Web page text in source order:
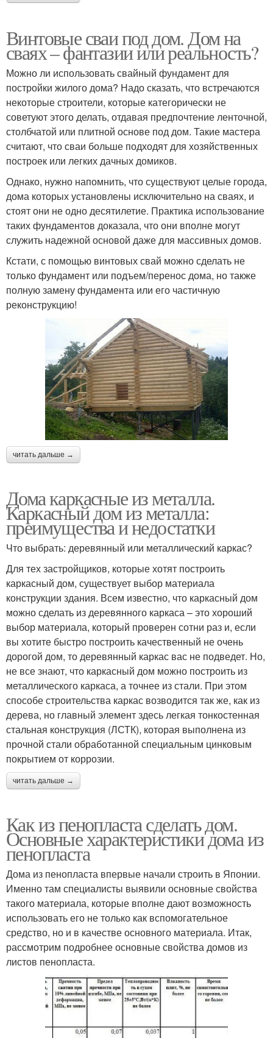
Винтовые сваи под дом. Дом на
сваях – фантазии или реальность?
Можно ли использовать свайный фундамент для
постройки жилого дома? Надо сказать, что встречаются
некоторые строители, которые категорически не
советуют этого делать, отдавая предпочтение ленточной,
столбчатой или плитной основе под дом. Такие мастера
считают, что сваи больше подходят для хозяйственных
построек или легких дачных домиков.
Однако, нужно напомнить, что существуют целые города,
дома которых установлены исключительно на сваях, и
стоят они не одно десятилетие. Практика использование
таких фундаментов доказала, что они вполне могут
служить надежной основой даже для массивных домов.
Кстати, с помощью винтовых свай можно сделать не
только фундамент или подъем/перенос дома, но также
полную замену фундамента или его частичную
реконструкцию!
читать дальше →
Дома каркасные из металла.
Каркасный дом из металла:
преимущества и недостатки
Что выбрать: деревянный или металлический каркас?
Для тех застройщиков, которые хотят построить
каркасный дом, существует выбор материала
конструкции здания. Всем известно, что каркасный дом
можно сделать из деревянного каркаса – это хороший
выбор материала, который проверен сотни раз и, если
вы хотите быстро построить качественный не очень
дорогой дом, то деревянный каркас вас не подведет. Но,
не все знают, что каркасный дом можно построить из
металлического каркаса, а точнее из стали. При этом
способе строительства каркас возводится так же, как из
дерева, но главный элемент здесь легкая тонкостенная
стальная конструкция (ЛСТК), которая выполнена из
прочной стали обработанной специальным цинковым
покрытием от коррозии.
читать дальше →
Как из пенопласта сделать дом.
Основные характеристики дома из
пенопласта
Дома из пенопласта впервые начали строить в Японии.
Именно там специалисты выявили основные свойства
такого материала, которые вполне дают возможность
использовать его не только как вспомогательное
средство, но и в качестве основного материала. Итак,
рассмотрим подробнее основные свойства домов из
листов пенопласта.